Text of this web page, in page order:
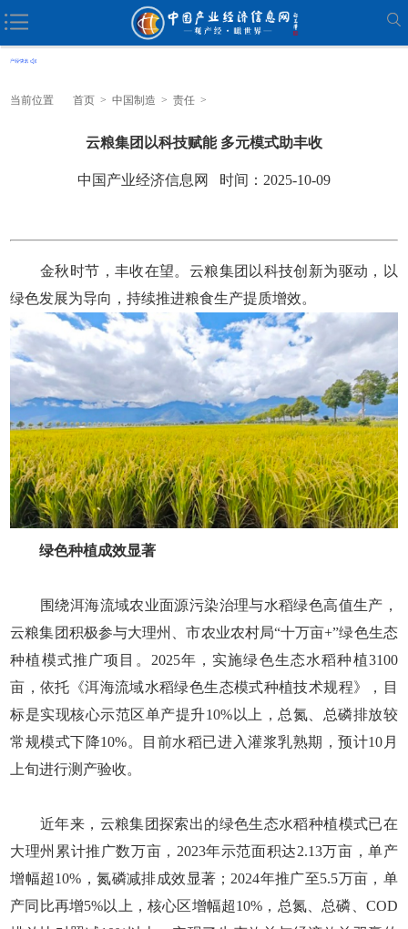
当前位置 首页 > 中国制造 > 责任 >
云粮集团以科技赋能 多元模式助丰收
中国产业经济信息网 时间：2025-10-09
金秋时节，丰收在望。云粮集团以科技创新为驱动，以
绿色发展为导向，持续推进粮食生产提质增效。
绿色种植成效显著
围绕洱海流域农业面源污染治理与水稻绿色高值生产，
云粮集团积极参与大理州、市农业农村局“十万亩+”绿色生态
种植模式推广项目。2025年，实施绿色生态水稻种植3100
亩，依托《洱海流域水稻绿色生态模式种植技术规程》，目
标是实现核心示范区单产提升10%以上，总氮、总磷排放较
常规模式下降10%。目前水稻已进入灌浆乳熟期，预计10月
上旬进行测产验收。
近年来，云粮集团探索出的绿色生态水稻种植模式已在
大理州累计推广数万亩，2023年示范面积达2.13万亩，单产
增幅超10%，氮磷减排成效显著；2024年推广至5.5万亩，单
产同比再增5%以上，核心区增幅超10%，总氮、总磷、COD